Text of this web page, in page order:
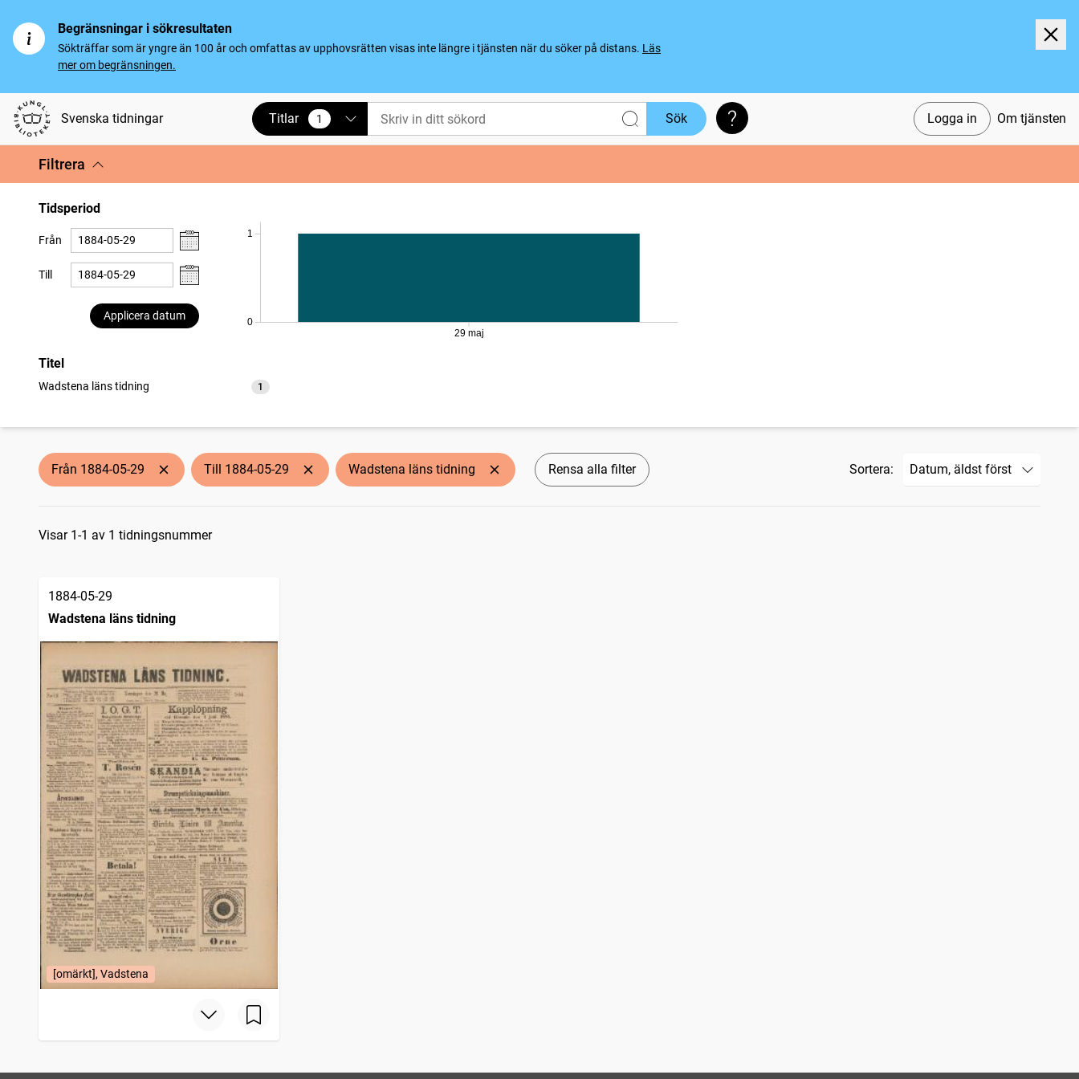
Begränsningar i sökresultaten
Sökträffar som är yngre än 100 år och omfattas av upphovsrätten visas inte längre i tjänsten när du söker på distans. Läs
mer om begränsningen.
Svenska tidningar Logga in Om tjänsten
Titlar 1
vald Sök Söktips
Filtrera
Tidsperiod
Från
Till
Applicera datum
0
1
29 maj
Titel
Wadstena läns tidning 1
träffar
Från 1884-05-29 Till 1884-05-29 Wadstena läns tidning Rensa alla filter Sortera:
Sökresultat
Visar 1-1 av 1 tidningsnummer
1884-05-29
Wadstena läns tidning
[omärkt], Vadstena